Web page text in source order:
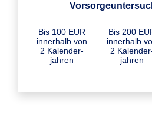
Bis 100 EUR
inner­halb von
2 Kalender­
jahren
Bis 200
inner­halb
2
jahren